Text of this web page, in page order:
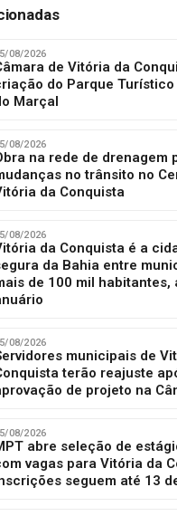
08/2026
de Vitória da
do Parque
Marçal
08/2026
na rede de drenagem
no trânsito no
da Conquista
08/2026
da Conquista é a
da Bahia entre
de 100 mil habitantes,
08/2026
municipais de
terão reajuste
de projeto na
08/2026
abre seleção de
vagas para Vitória da
seguem até 13